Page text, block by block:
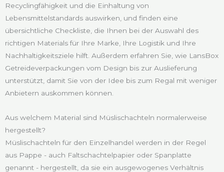
Recyclingfähigkeit und die Einhaltung von
Lebensmittelstandards auswirken, und finden eine
übersichtliche Checkliste, die Ihnen bei der Auswahl des
richtigen Materials für Ihre Marke, Ihre Logistik und Ihre
Nachhaltigkeitsziele hilft. Außerdem erfahren Sie, wie LansBox
Getreideverpackungen vom Design bis zur Auslieferung
unterstützt, damit Sie von der Idee bis zum Regal mit weniger
Anbietern auskommen können.
Aus welchem Material sind Müslischachteln normalerweise
hergestellt?
Müslischachteln für den Einzelhandel werden in der Regel
aus Pappe - auch Faltschachtelpapier oder Spanplatte
genannt - hergestellt, da sie ein ausgewogenes Verhältnis